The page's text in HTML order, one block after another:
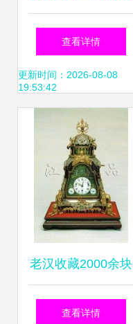
欢 买表即赠800元
翻新服务，钟表寄
卖也享专项福利
查看详情
更新时间：2026-08-08
19:53:42
老汉收藏2000余块
世界名表，上海名
查看详情